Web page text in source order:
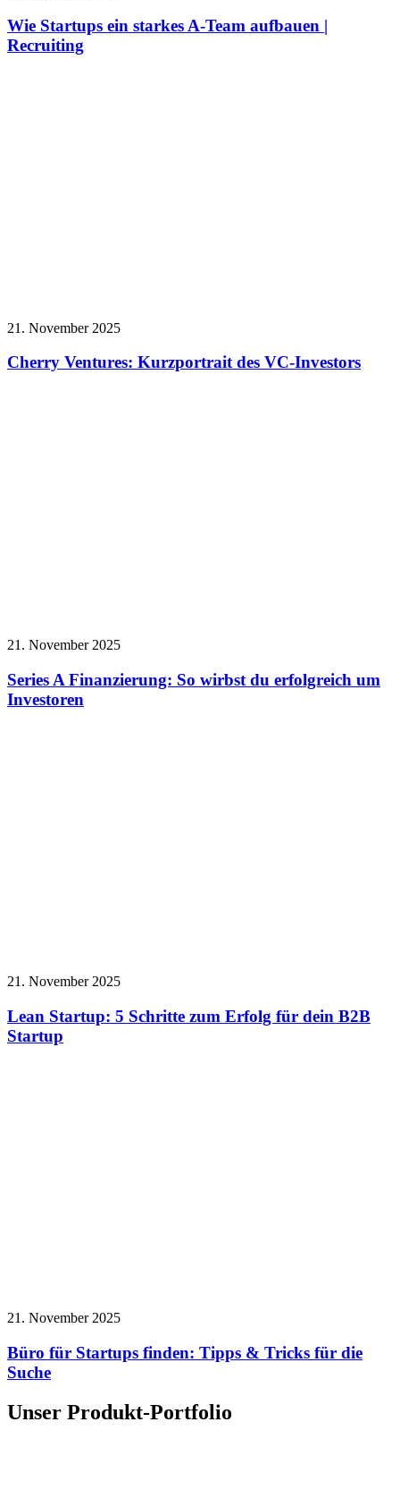
Wie Startups ein starkes A-Team aufbauen |
Recruiting
21. November 2025
Cherry Ventures: Kurzportrait des VC-Investors
21. November 2025
Series A Finanzierung: So wirbst du erfolgreich um
Investoren
21. November 2025
Lean Startup: 5 Schritte zum Erfolg für dein B2B
Startup
21. November 2025
Büro für Startups finden: Tipps & Tricks für die
Suche
Unser Produkt-Portfolio